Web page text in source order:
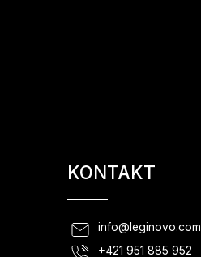
KONTAKT
info@ leginovo.com
+421 951 885 952